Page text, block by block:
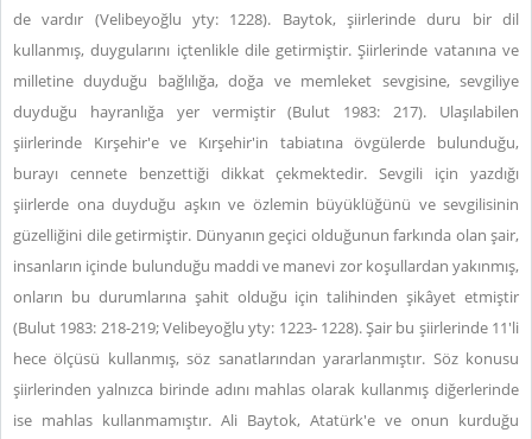
de vardır (Velibeyoğlu yty: 1228). Baytok, şiirlerinde duru bir dil
kullanmış, duygularını içtenlikle dile getirmiştir. Şiirlerinde vatanına ve
milletine duyduğu bağlılığa, doğa ve memleket sevgisine, sevgiliye
duyduğu hayranlığa yer vermiştir (Bulut 1983: 217). Ulaşılabilen
şiirlerinde Kırşehir'e ve Kırşehir'in tabiatına övgülerde bulunduğu,
burayı cennete benzettiği dikkat çekmektedir. Sevgili için yazdığı
şiirlerde ona duyduğu aşkın ve özlemin büyüklüğünü ve sevgilisinin
güzelliğini dile getirmiştir. Dünyanın geçici olduğunun farkında olan şair,
insanların içinde bulunduğu maddi ve manevi zor koşullardan yakınmış,
onların bu durumlarına şahit olduğu için talihinden şikâyet etmiştir
(Bulut 1983: 218-219; Velibeyoğlu yty: 1223- 1228). Şair bu şiirlerinde 11'li
hece ölçüsü kullanmış, söz sanatlarından yararlanmıştır. Söz konusu
şiirlerinden yalnızca birinde adını mahlas olarak kullanmış diğerlerinde
ise mahlas kullanmamıştır. Ali Baytok, Atatürk'e ve onun kurduğu